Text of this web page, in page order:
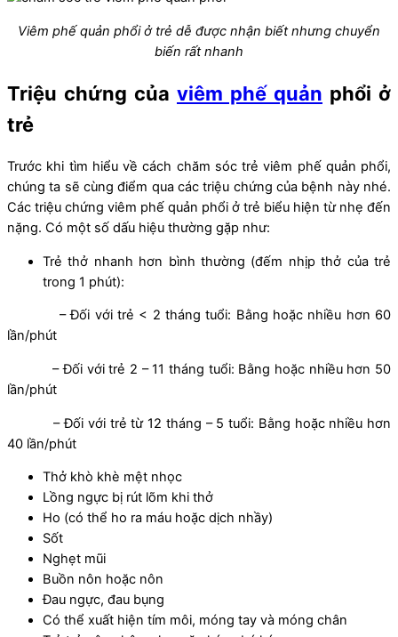
Viêm phế quản phổi ở trẻ dễ được nhận biết nhưng chuyển
biến rất nhanh
Triệu chứng của viêm phế quản phổi ở
trẻ
Trước khi tìm hiểu về cách chăm sóc trẻ viêm phế quản phổi,
chúng ta sẽ cùng điểm qua các triệu chứng của bệnh này nhé.
Các triệu chứng viêm phế quản phổi ở trẻ biểu hiện từ nhẹ đến
nặng. Có một số dấu hiệu thường gặp như:
Trẻ thở nhanh hơn bình thường (đếm nhịp thở của trẻ
trong 1 phút):
– Đối với trẻ < 2 tháng tuổi: Bằng hoặc nhiều hơn 60
lần/phút
– Đối với trẻ 2 – 11 tháng tuổi: Bằng hoặc nhiều hơn 50
lần/phút
– Đối với trẻ từ 12 tháng – 5 tuổi: Bằng hoặc nhiều hơn
40 lần/phút
Thở khò khè mệt nhọc
Lồng ngực bị rút lõm khi thở
Ho (có thể ho ra máu hoặc dịch nhầy)
Sốt
Nghẹt mũi
Buồn nôn hoặc nôn
Đau ngực, đau bụng
Có thể xuất hiện tím môi, móng tay và móng chân